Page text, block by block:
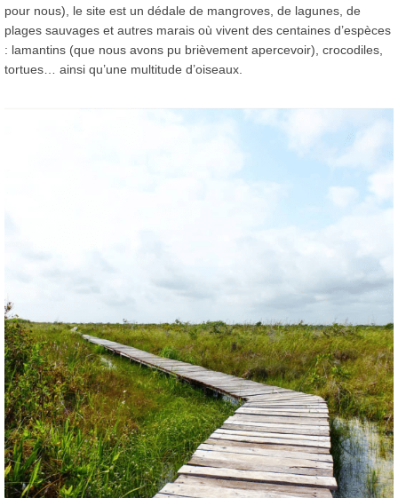
pour nous), le site est un dédale de mangroves, de lagunes, de
plages sauvages et autres marais où vivent des centaines d’espèces
: lamantins (que nous avons pu brièvement apercevoir), crocodiles,
tortues… ainsi qu’une multitude d’oiseaux.